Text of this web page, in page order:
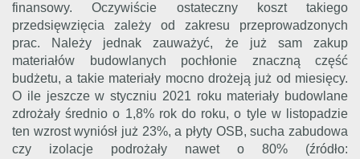
finansowy. Oczywiście ostateczny koszt takiego
przedsięwzięcia zależy od zakresu przeprowadzonych
prac. Należy jednak zauważyć, że już sam zakup
materiałów budowlanych pochłonie znaczną część
budżetu, a takie materiały mocno drożeją już od miesięcy.
O ile jeszcze w styczniu 2021 roku materiały budowlane
zdrożały średnio o 1,8% rok do roku, o tyle w listopadzie
ten wzrost wyniósł już 23%, a płyty OSB, sucha zabudowa
czy izolacje podrożały nawet o 80% (źródło: